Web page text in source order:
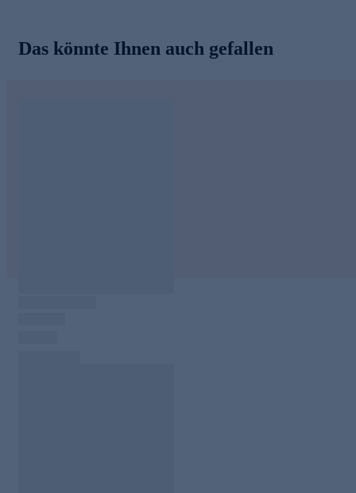
Das könnte Ihnen auch gefallen